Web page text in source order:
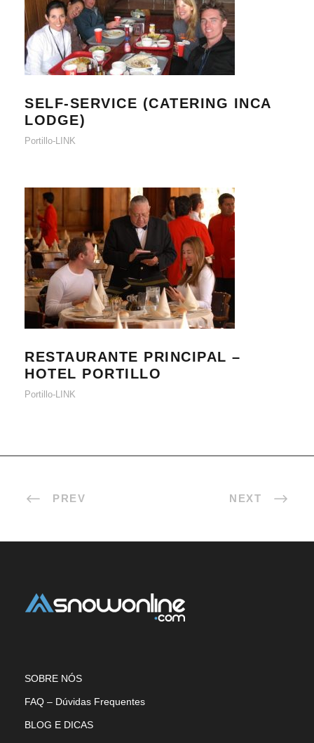
SELF-SERVICE (CATERING INCA
SELF-SERVICE (CATERING INCA
LODGE)
Portillo-LINK
RESTAURANTE PRINCIPAL – HOTEL
PORTILLO
RESTAURANTE PRINCIPAL –
HOTEL PORTILLO
Portillo-LINK
PREV NEXT
SOBRE NÓS
FAQ – Dúvidas Frequentes
BLOG E DICAS